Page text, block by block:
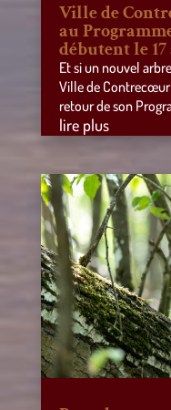
Ville de
au
débutent le
Et si un nouvel
Ville de Contrecœur
retour de son
lire plus